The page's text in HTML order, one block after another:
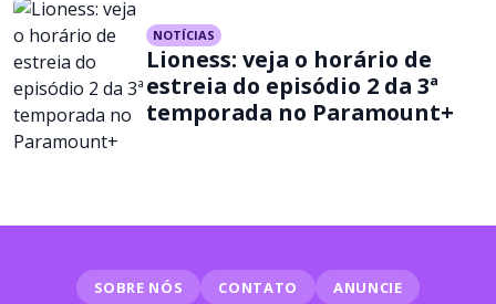
NOTÍCIAS
Lioness: veja o horário de
estreia do episódio 2 da 3ª
temporada no Paramount+
SOBRE NÓS CONTATO ANUNCIE